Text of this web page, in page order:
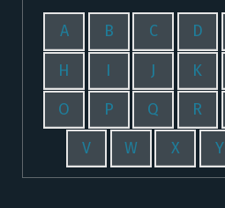
A B C D
H I J K
O P Q R
V W X Y